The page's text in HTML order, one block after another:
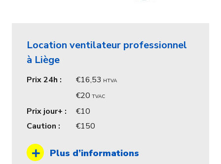
Location ventilateur professionnel
à Liège
Prix 24h : 16,53 HTVA
20 TVAC
Prix jour+ :
10
Caution :
150
Plus d’informations